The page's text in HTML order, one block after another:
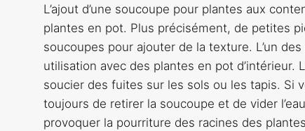
L’ajout d’une soucoupe pour plantes aux
plantes en pot. Plus précisément, de petites
soucoupes pour ajouter de la texture. L’un
utilisation avec des plantes en pot d’intérieur.
soucier des fuites sur les sols ou les tapis. Si
toujours de retirer la soucoupe et de vider
provoquer la pourriture des racines des